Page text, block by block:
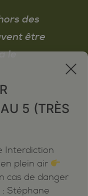
des
être
le
x
5 (TRÈS
Interdiction
plein air
cas de danger
Stéphane